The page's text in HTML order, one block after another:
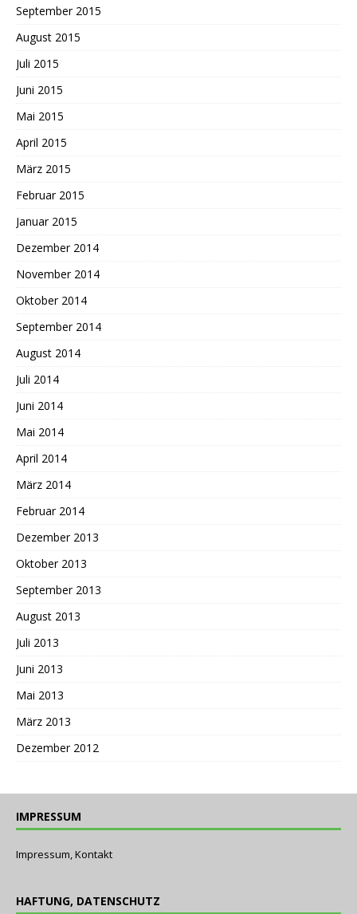
September 2015
August 2015
Juli 2015
Juni 2015
Mai 2015
April 2015
März 2015
Februar 2015
Januar 2015
Dezember 2014
November 2014
Oktober 2014
September 2014
August 2014
Juli 2014
Juni 2014
Mai 2014
April 2014
März 2014
Februar 2014
Dezember 2013
Oktober 2013
September 2013
August 2013
Juli 2013
Juni 2013
Mai 2013
März 2013
Dezember 2012
IMPRESSUM
Impressum, Kontakt
HAFTUNG, DATENSCHUTZ